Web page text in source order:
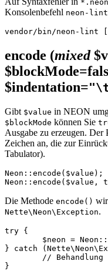
*.neon
Konsolenbefehl neon-lint
encode (mixed
$indentation=
Gibt $value in NEON
$blockMode können Sie
Ausgabe zu erzeugen. Der
Zeichen an, die zur
Tabulator).
Die Methode encode()
Nette\Neon\Exception.
try {
} catch